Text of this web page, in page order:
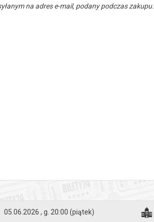
na adres e-mail, podany podczas zakupu.
05.06.2026 , g. 20:00 (piątek)